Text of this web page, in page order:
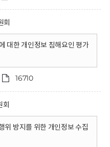
회
대한 개인정보 침해요인 평가
16710
회
위 방지를 위한 개인정보 수집